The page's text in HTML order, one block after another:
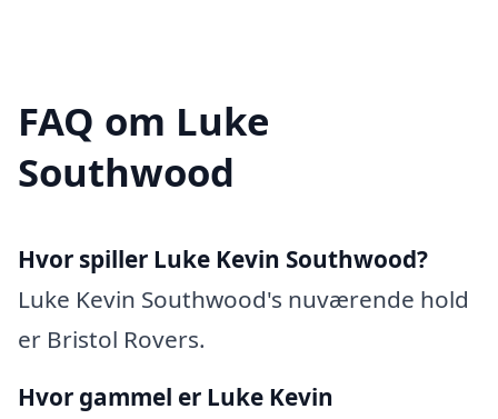
FAQ om Luke
Southwood
Hvor spiller Luke Kevin Southwood?
Luke Kevin Southwood's nuværende hold
er Bristol Rovers.
Hvor gammel er Luke Kevin